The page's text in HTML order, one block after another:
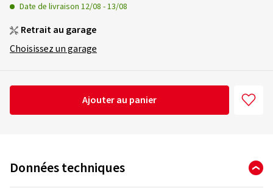
Date de livraison 12/08 -13/08
Retrait au garage
Choisissez un garage
Ajouter au panier
Données techniques